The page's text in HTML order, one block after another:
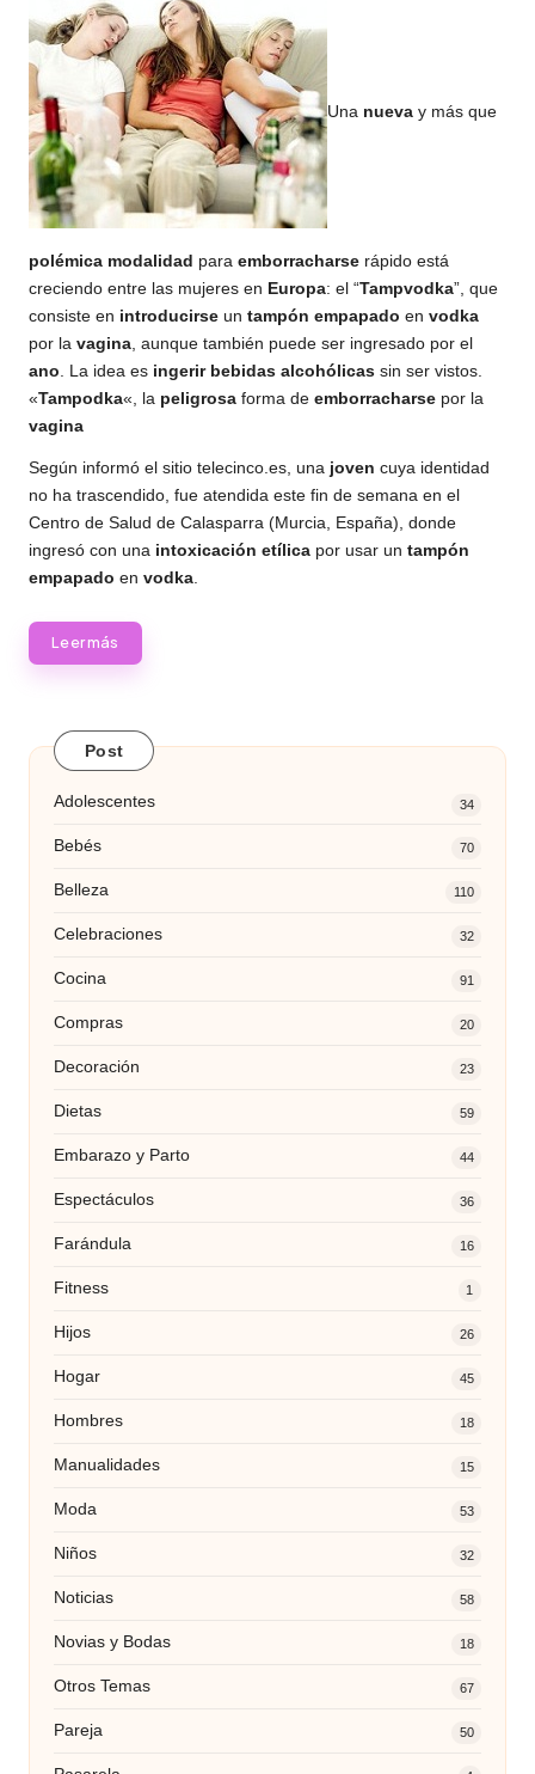
Una nueva y más que
polémica modalidad para emborracharse rápido está
creciendo entre las mujeres en Europa: el “Tampvodka”, que
consiste en introducirse un tampón empapado en vodka
por la vagina , aunque también puede ser ingresado por el
ano . La idea es ingerir bebidas alcohólicas sin ser vistos.
«Tampodka«, la peligrosa forma de emborracharse por la
vagina
Según informó el sitio telecinco.es, una joven cuya identidad
no ha trascendido, fue atendida este fin de semana en el
Centro de Salud de Calasparra (Murcia, España), donde
ingresó con una intoxicación etílica por usar un tampón
empapado en vodka
Leer más
Post
Adolescentes 34
Bebés 70
Belleza 110
Celebraciones 32
Cocina 91
Compras 20
Decoración 23
Dietas 59
Embarazo y Parto 44
Espectáculos 36
Farándula 16
Fitness 1
Hijos 26
Hogar 45
Hombres 18
Manualidades 15
Moda 53
Niños 32
Noticias 58
Novias y Bodas 18
Otros Temas 67
Pareja 50